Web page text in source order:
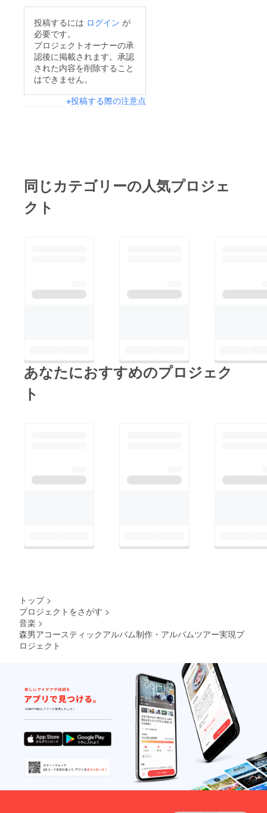
イブ終了後に早速のご
支援を頂きました！本
当に嬉しいです！あり
がとうございます！是
いです！引き続き宜し
投稿するには ログイン が
必要です。
プロジェクトオーナーの承
認後に掲載されます。承認
された内容を削除すること
はできません。
※投稿する際の注意点
同じカテゴリーの人気プロジェ
クト
あなたにおすすめのプロジェク
ト
トップ >
プロジェクトをさがす >
音楽 >
森男アコースティックアルバム制作・アルバムツアー実現プ
ロジェクト